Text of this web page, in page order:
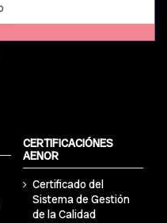
CERTIFICACIÓNES
AENOR
Certificado del
Sistema de Gestión
de la Calidad